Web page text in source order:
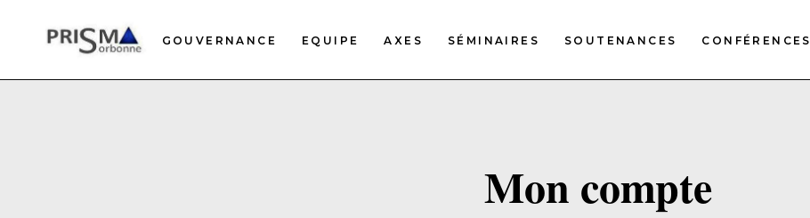
GOUVERNANCE EQUIPE AXES SÉMINAIRES SOUTENANCES CONFÉRENCES
Mon compte